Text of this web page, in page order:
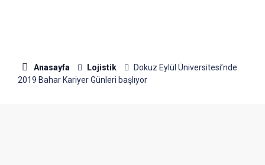
Anasayfa Lojistik
Dokuz Eylül Üniversitesi’nde
2019 Bahar Kariyer Günleri başlıyor